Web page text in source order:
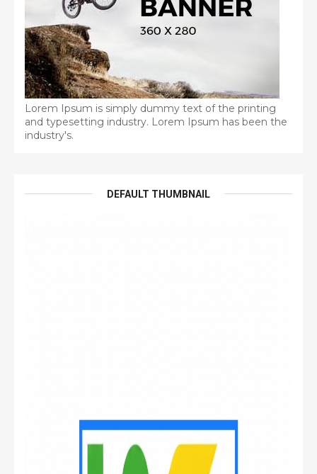
Lorem Ipsum is simply dummy text of the printing
and typesetting industry. Lorem Ipsum has been the
industry's.
DEFAULT THUMBNAIL